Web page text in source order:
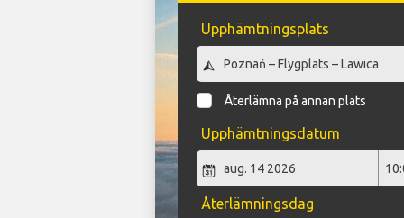
Upphämtningsplats
Återlämna på annan plats
Upphämtningsdatum
Återlämningsdag